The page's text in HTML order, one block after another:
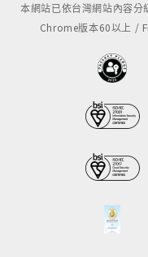
本網站已依台灣網站內容
Chrome版本60以上 /